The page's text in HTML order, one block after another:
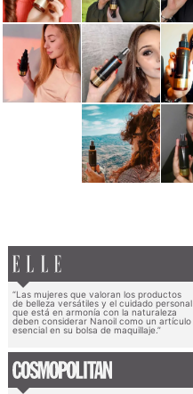
“Las mujeres que valoran los productos
de belleza versátiles y el cuidado personal
que está en armonía con la naturaleza
deben considerar Nanoil como un artículo
esencial en su bolsa de maquillaje.”